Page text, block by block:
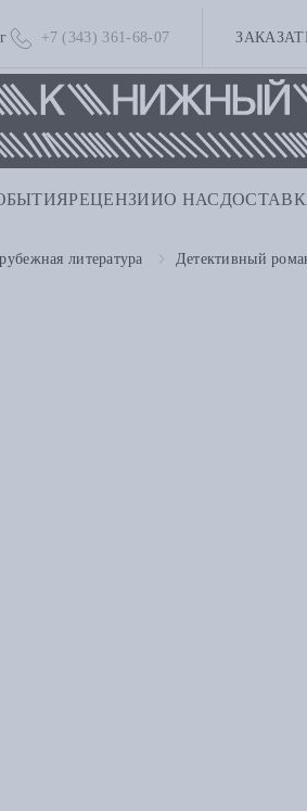
+7 (343) 361-68-07
РЕЦЕНЗИИО НАС
литература Детективный